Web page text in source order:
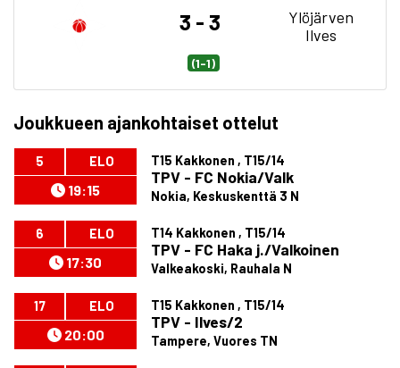
3 - 3
Ylöjärven
Ilves
(1-1)
Joukkueen ajankohtaiset ottelut
5 ELO
19:15
T15 Kakkonen , T15/14
TPV - FC Nokia/Valk
Nokia, Keskuskenttä 3 N
6 ELO
17:30
T14 Kakkonen , T15/14
TPV - FC Haka j./Valkoinen
Valkeakoski, Rauhala N
17 ELO
20:00
T15 Kakkonen , T15/14
TPV - Ilves/2
Tampere, Vuores TN